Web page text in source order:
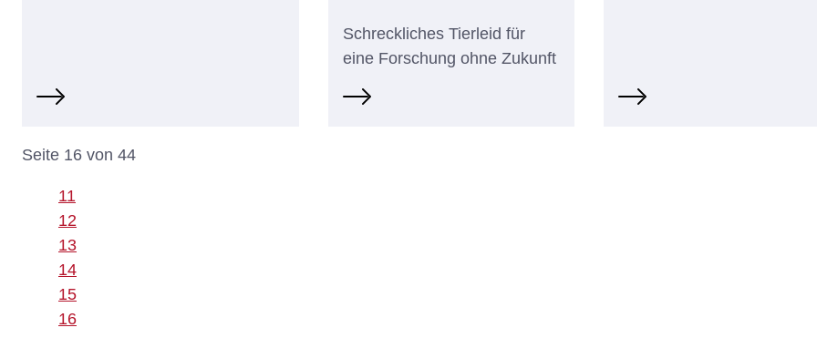
Schreckliches Tierleid für
eine Forschung ohne Zukunft
Seite 16 von 44
11
12
13
14
15
16